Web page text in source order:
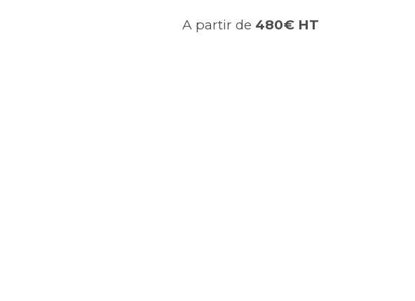
A partir de 480€ HT